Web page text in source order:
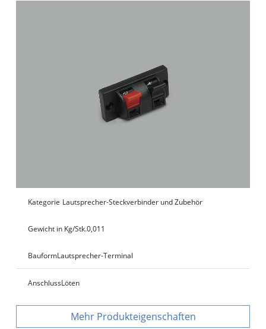
Kategorie Lautsprecher-Steckverbinder und Zubehör
Gewicht in Kg/Stk.0,011
BauformLautsprecher-Terminal
AnschlussLöten
Produkteigenschaften